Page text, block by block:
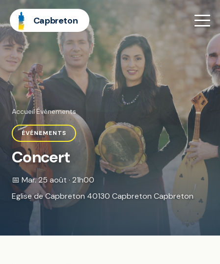
Capbreton
Accueil·Événements
ÉVÉNEMENTS
Concert
📅 Mar. 25 août · 21h00
Eglise de Capbreton 40130 Capbreton Capbreton